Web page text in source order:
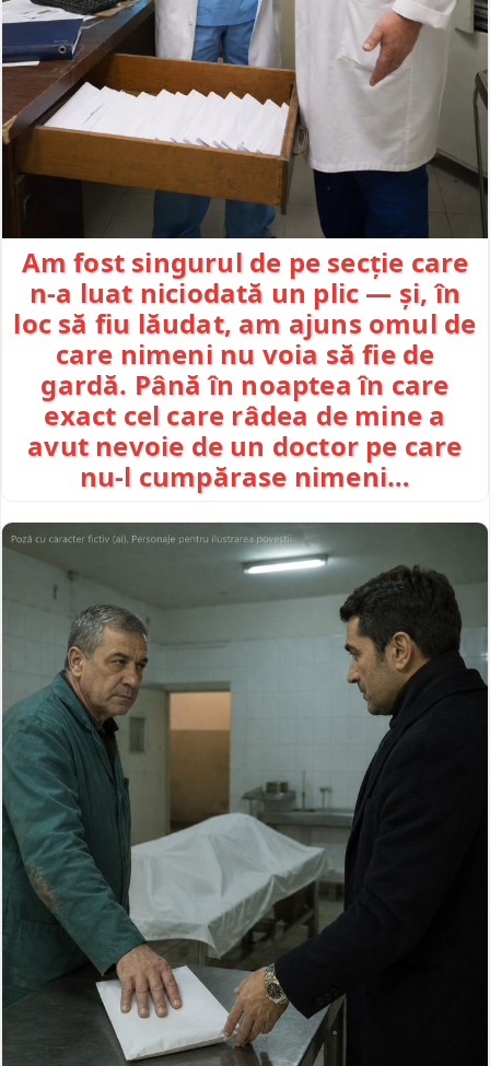
Am fost singurul de pe secție care
n-a luat niciodată un plic — și, în
loc să fiu lăudat, am ajuns omul de
care nimeni nu voia să fie de
gardă. Până în noaptea în care
exact cel care râdea de mine a
avut nevoie de un doctor pe care
nu-l cumpărase nimeni…